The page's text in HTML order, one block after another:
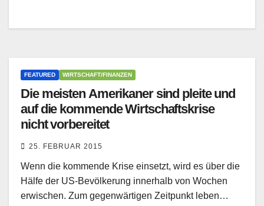
FEATURED WIRTSCHAFT/FINANZEN
Die meisten Amerikaner sind pleite und
auf die kommende Wirtschaftskrise
nicht vorbereitet
25. FEBRUAR 2015
Wenn die kommende Krise einsetzt, wird es über die
Hälfe der US-Bevölkerung innerhalb von Wochen
erwischen. Zum gegenwärtigen Zeitpunkt leben…